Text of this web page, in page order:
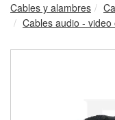
Cables y alambres
Cables audio - video